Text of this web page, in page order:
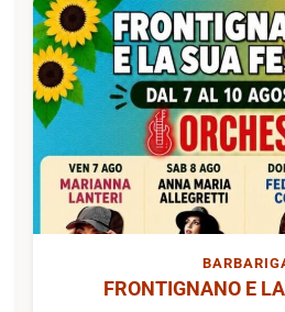
FRONTIGNANO E